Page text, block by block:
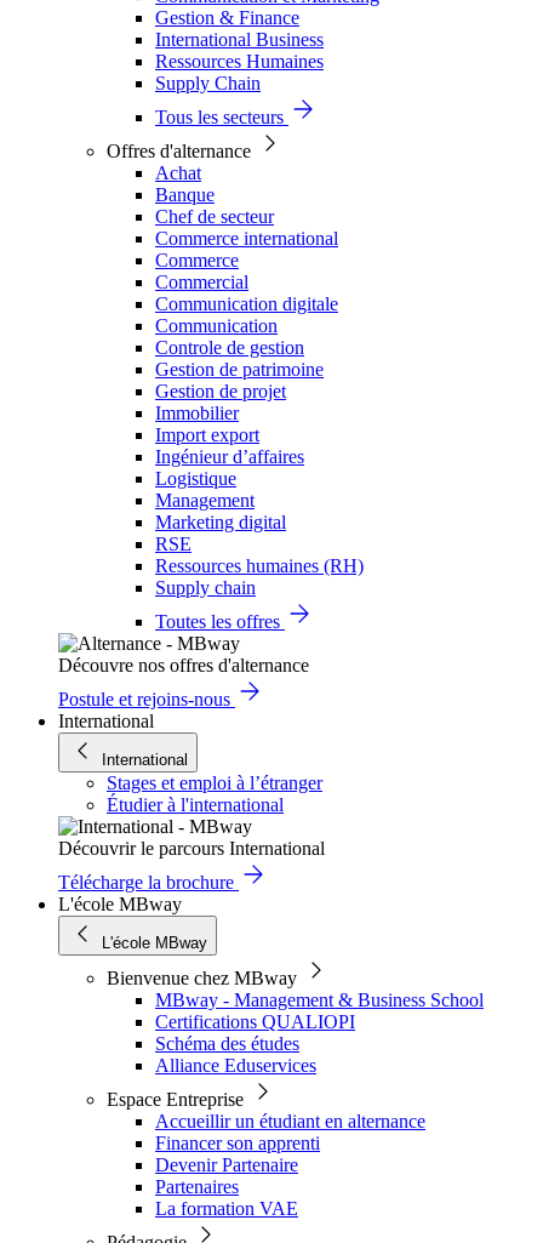
Gestion & Finance
International Business
Ressources Humaines
Supply Chain
Tous les secteurs
Offres d'alternance
Achat
Banque
Chef de secteur
Commerce international
Commerce
Commercial
Communication digitale
Communication
Controle de gestion
Gestion de patrimoine
Gestion de projet
Immobilier
Import export
Ingénieur d’affaires
Logistique
Management
Marketing digital
RSE
Ressources humaines (RH)
Supply chain
Toutes les offres
Découvre nos offres d'alternance
Postule et rejoins-nous
International
International
Stages et emploi à l’étranger
Étudier à l'international
Découvrir le parcours International
Télécharge la brochure
L'école MBway
L'école MBway
Bienvenue chez MBway
MBway - Management & Business School
Certifications QUALIOPI
Schéma des études
Alliance Eduservices
Espace Entreprise
Accueillir un étudiant en alternance
Financer son apprenti
Devenir Partenaire
Partenaires
La formation VAE